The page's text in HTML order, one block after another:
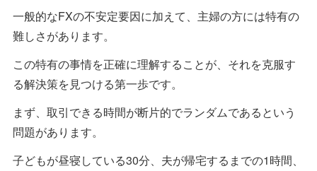
一般的なFXの不安定要因に加えて、主婦の方には特有の
難しさがあります。
この特有の事情を正確に理解することが、それを克服す
る解決策を見つける第一歩です。
まず、取引できる時間が断片的でランダムであるという
問題があります。
子どもが昼寝している30分、夫が帰宅するまでの1時間、